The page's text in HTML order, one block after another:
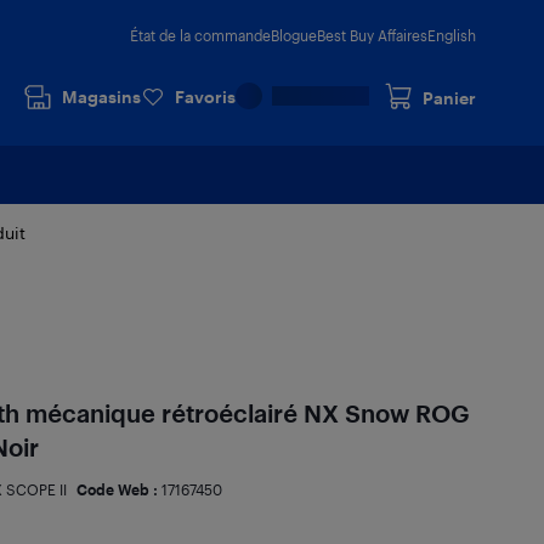
État de la commandeBlogueBest Buy AffairesEnglish
Magasins Favoris Panier
mécanique rétroéclairé NX Snow ROG
SCOPE II Code Web : 17167450